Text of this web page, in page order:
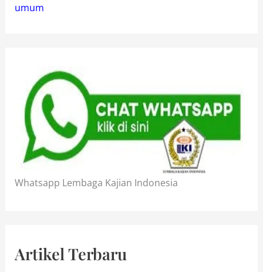
umum
Whatsapp Lembaga Kajian Indonesia
Artikel Terbaru